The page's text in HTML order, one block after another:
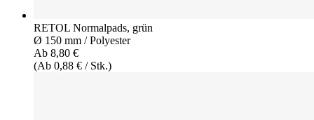
RETOL Normalpads, grün
Ø 150 mm / Polyester
Ab 8,80 €
(Ab 0,88 € / Stk.)